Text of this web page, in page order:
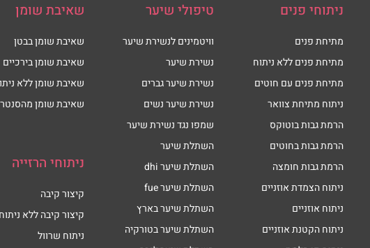
ניתוחי פנים
מתיחת פנים
מתיחת פנים ללא ניתוח
מתיחת פנים עם חוטים
ניתוח מתיחת צוואר
הרמת גבות בוטוקס
הרמת גבות בחוטים
הרמת גבות חומצה
ניתוח הצמדת אוזניים
ניתוח אוזניים
ניתוח הקטנת אוזניים
טיפולי שיער
וויטמינים לנשירת שיער
נשירת שיער
נשירת שיער גברים
נשירת שיער נשים
שמפו נגד נשירת שיער
השתלת שיער
השתלת שיער dhi
השתלת שיער fue
השתלת שיער בארץ
השתלת שיער בטורקיה
שאיבת שומן
שאיבת שומן בבטן
שאיבת שומן בירכיים
שאיבת שומן ללא
שאיבת שומן מהסנטר
ניתוחי הרזייה
קיצור קיבה
קיצור קיבה ללא ניתוח
ניתוח שרוול